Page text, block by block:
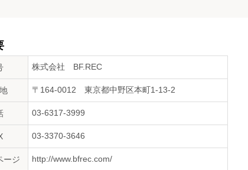
株式会社 BF.REC
〒164-0012 東京都中野区本町1-13-2
03-6317-3999
03-3370-3646
ージ http://www.bfrec.com/